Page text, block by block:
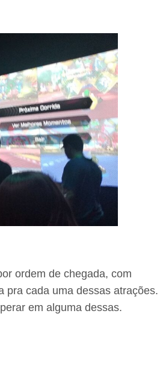
ordem de chegada, com
pra cada uma dessas atrações.
em alguma dessas.